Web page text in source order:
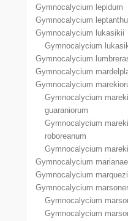
Gymnocalycium lepidum
Gymnocalycium
Gymnocalycium lukasikii
Gymnocalycium
Gymnocalycium
Gymnocalycium
Gymnocalycium
Gymnocalycium
guaraniorum
Gymnocalycium
roboreanum
Gymnocalycium
Gymnocalycium marianae
Gymnocalycium
Gymnocalycium
Gymnocalycium
Gymnocalycium